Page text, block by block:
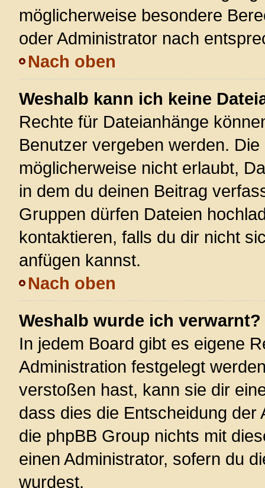
möglicherweise besondere
oder Administrator nach
Nach oben
Weshalb kann ich keine
Rechte für Dateianhänge
Benutzer vergeben werden.
möglicherweise nicht erlaubt,
in dem du deinen Beitrag
Gruppen dürfen Dateien
kontaktieren, falls du dir nicht
anfügen kannst.
Nach oben
Weshalb wurde ich verwarnt?
In jedem Board gibt es eigene
Administration festgelegt
verstoßen hast, kann sie dir
dass dies die Entscheidung
die phpBB Group nichts mit
einen Administrator, sofern du
wurdest.